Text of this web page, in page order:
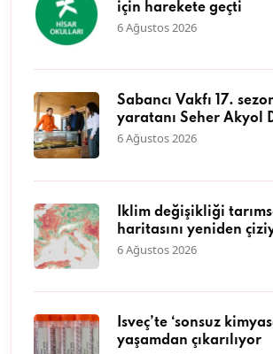
için harekete geçti
6 Ağustos 2026
Sabancı Vakfı 17.
yaratanı Seher Akyol
Derneği ile kıyı
6 Ağustos 2026
İklim değişikliği
haritasını yeniden
6 Ağustos 2026
İsveç’te ‘sonsuz
yaşamdan çıkarılıyor